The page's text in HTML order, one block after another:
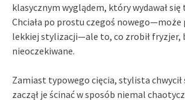
klasycznym wyglądem, który wydawał się
Chciała po prostu czegoś nowego—może
lekkiej stylizacji—ale to, co zrobił fryzjer,
nieoczekiwane.
Zamiast typowego cięcia, stylista chwycił
zaczął je ścinać w sposób niemal